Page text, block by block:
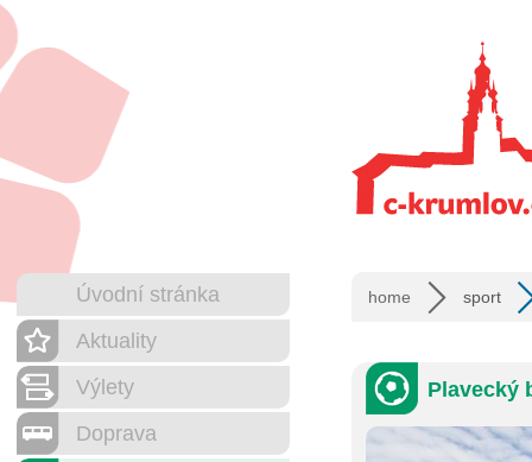
Úvodní stránka
Aktuality
Výlety
Doprava
home sport
Plavecký